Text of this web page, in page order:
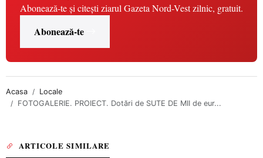
Abonează-te și citești ziarul Gazeta Nord-Vest zilnic, gratuit.
Abonează-te
Acasa
Locale
FOTOGALERIE. PROIECT. Dotări de SUTE DE MII de eur...
ARTICOLE SIMILARE